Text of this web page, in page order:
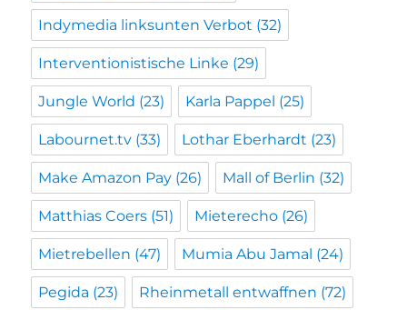
Indymedia linksunten Verbot (32)
Interventionistische Linke (29)
Jungle World (23) Karla Pappel (25)
Labournet.tv (33) Lothar Eberhardt (23)
Make Amazon Pay (26) Mall of Berlin (32)
Matthias Coers (51) Mieterecho (26)
Mietrebellen (47) Mumia Abu Jamal (24)
Pegida (23) Rheinmetall entwaffnen (72)